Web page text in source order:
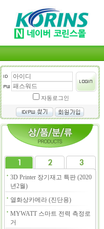
자동로그인
3D Printer 장기재고 특판 (2020
년2월)
열화상카메라 (진단용)
MYWATT 스마트 전력 측정로
거